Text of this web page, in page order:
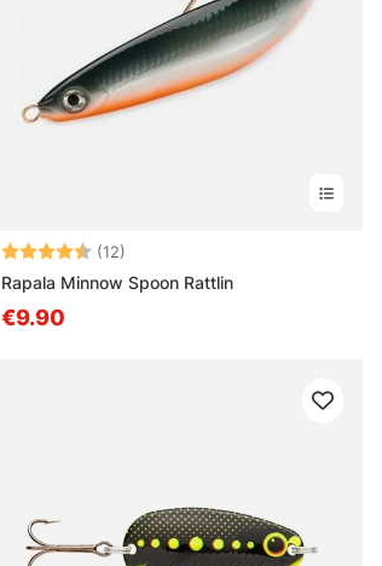
Arvio: (12)
Rapala Minnow Spoon Rattlin
€9.90